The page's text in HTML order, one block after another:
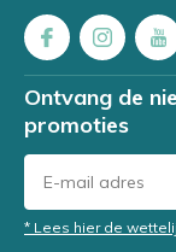
Ontvang de
promoties
* Lees hier de